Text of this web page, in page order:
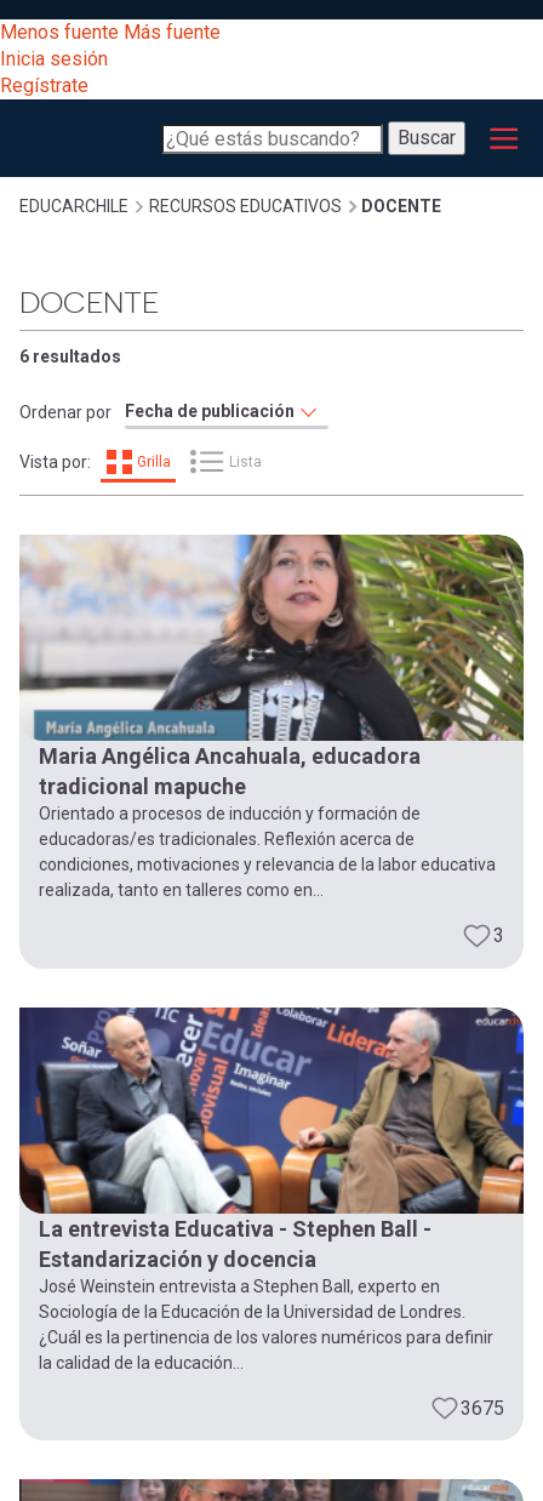
al
contenido
principal
[Educarchile
Escritorio]
Menú
entrar
a
mi
cuenta
Menos fuente Más fuente
Inicia sesión
Regístrate
Buscar
Buscar
Menú
principal
Desarrollo
Expand
Gestión
Comunidad
Expand
Expand
[Educarchile
Mobile]
Menú
entrar
cuenta
Inicia
sesión
Sobrescribir
enlaces
de
ayuda
a
la
navegación
EDUCARCHILE RECURSOS EDUCATIVOS DOCENTE
DOCENTE
6 resultados
Ordenar por
Vista por: Grilla Lista
Maria Angélica Ancahuala, educadora
tradicional mapuche
Orientado a procesos de inducción y formación de
educadoras/es tradicionales. Reflexión acerca de
condiciones, motivaciones y relevancia de la labor educativa
realizada, tanto en talleres como en...
3
La entrevista Educativa - Stephen Ball -
Estandarización y docencia
José Weinstein entrevista a Stephen Ball, experto en
Sociología de la Educación de la Universidad de Londres.
¿Cuál es la pertinencia de los valores numéricos para definir
la calidad de la educación...
3675